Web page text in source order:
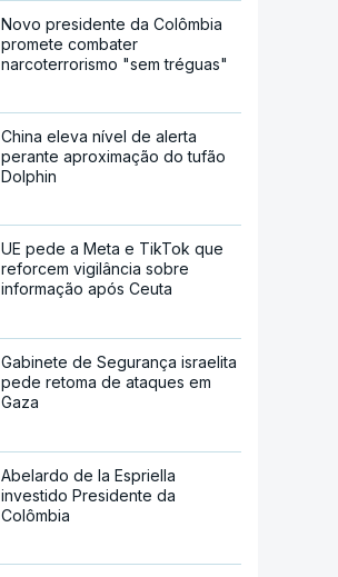
Novo presidente da Colômbia
promete combater
narcoterrorismo "sem tréguas"
China eleva nível de alerta
perante aproximação do tufão
Dolphin
UE pede a Meta e TikTok que
reforcem vigilância sobre
informação após Ceuta
Gabinete de Segurança israelita
pede retoma de ataques em
Gaza
Abelardo de la Espriella
investido Presidente da
Colômbia